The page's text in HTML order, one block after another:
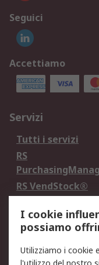
Seguici
Accettiamo
Servizi
Tutti i servizi
RS
RS VendStock®
Legale
Informativa
I cookie
possiamo
Utilizziamo i cookie